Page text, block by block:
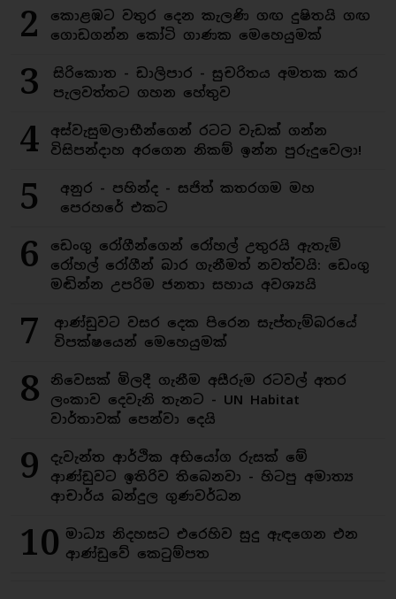
2
කොළඹට වතුර දෙන කැලණි ගඟ දුෂිතයි ගඟ
ගොඩගන්න කෝටි ගාණක මෙහෙයුමක්
3
සිරිකොත - ඩාලිපාර - සුචරිතය අමතක කර
පැලවත්තට ගහන හේතුව
4
අස්වැසුමලාභීන්ගෙන් රටට වැඩක් ගන්න
විසිපන්දාහ අරගෙන නිකම් ඉන්න පුරුදුවෙලා!
5
අනුර - පහින්ද - සජිත් කතරගම මහ
පෙරහරේ එකට
6
ඩෙංගු රෝගීන්ගෙන් රෝහල් උතුරයි ඇතැම්
රෝහල් රෝගීන් බාර ගැනීමත් නවත්වයි: ඩෙංගු
මඬින්න උපරිම ජනතා සහාය අවශ්‍යයි
7
ආණ්ඩුවට වසර දෙක පිරෙන සැප්තැම්බරයේ
විපක්ෂයෙන් මෙහෙයුමක්
8
නිවෙසක් මිලදී ගැනීම අසීරුම රටවල් අතර
ලංකාව දෙවැනි තැනට - UN Habitat
වාර්තාවක් පෙන්වා දෙයි
9
දැවැන්ත ආර්ථික අභියෝග රුසක් මේ
ආණ්ඩුවට ඉතිරිව තිබෙනවා - හිටපු අමාත්‍ය
ආචාර්ය බන්දුල ගුණවර්ධන
10 මාධ්‍ය නිදහසට එරෙහිව සුදු ඇඳගෙන එන
ආණ්ඩුවේ කෙටුම්පත